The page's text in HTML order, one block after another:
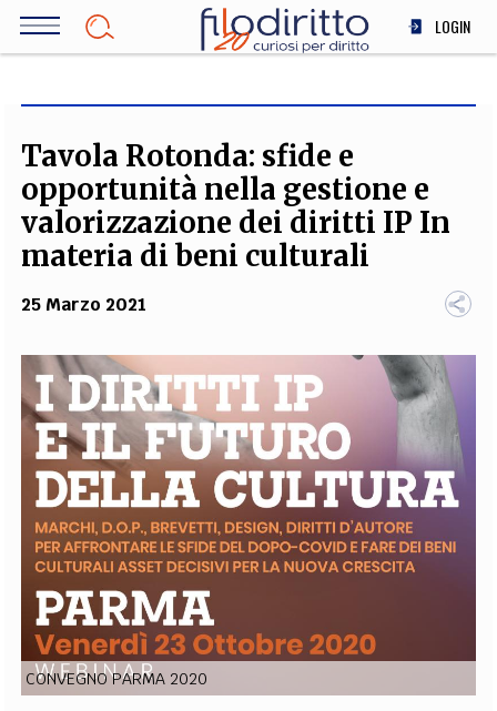
Salta
LOGIN
SOCIETÀ
MEDICINA
SCIENZA
STORIA E FILOSOFIA
TEAM
FILODIRITTO REDAZIONE COMITATO SCIENTIFICO AUTORI
CURATORI
FOTOGRAFI PARTNER COLLABORA CON NOI
EXTRA
CODICI RUBRICHE LIBRI PROCEEDINGS PUBBLICITÀ CONTATTI
SOCIAL MEDIA
Tavola Rotonda: sfide e
opportunità nella gestione e
valorizzazione dei diritti IP In
materia di beni culturali
25 Marzo 2021
CONVEGNO PARMA 2020